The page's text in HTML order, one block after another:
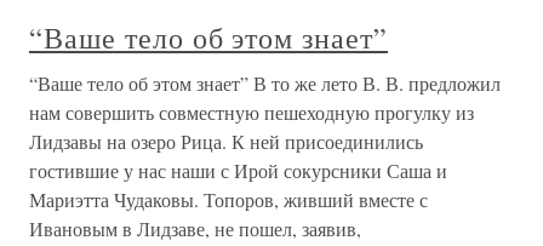
“Ваше тело об этом знает”
“Ваше тело об этом знает” В то же лето В. В. предложил
нам совершить совместную пешеходную прогулку из
Лидзавы на озеро Рица. К ней присоединились
гостившие у нас наши с Ирой сокурсники Саша и
Мариэтта Чудаковы. Топоров, живший вместе с
Ивановым в Лидзаве, не пошел, заявив,